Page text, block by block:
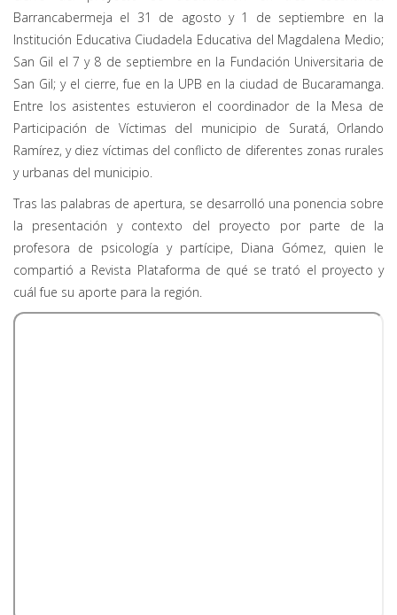
Barrancabermeja el 31 de agosto y 1 de septiembre en la
Institución Educativa Ciudadela Educativa del Magdalena Medio;
San Gil el 7 y 8 de septiembre en la Fundación Universitaria de
San Gil; y el cierre, fue en la UPB en la ciudad de Bucaramanga.
Entre los asistentes estuvieron el coordinador de la Mesa de
Participación de Víctimas del municipio de Suratá, Orlando
Ramírez, y diez víctimas del conflicto de diferentes zonas rurales
y urbanas del municipio.
Tras las palabras de apertura, se desarrolló una ponencia sobre
la presentación y contexto del proyecto por parte de la
profesora de psicología y partícipe, Diana Gómez, quien le
compartió a Revista Plataforma de qué se trató el proyecto y
cuál fue su aporte para la región.